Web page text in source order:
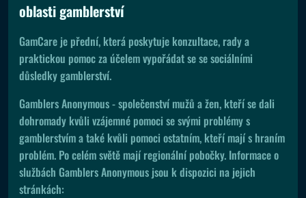
oblasti gamblerství
GamCare je přední, která poskytuje konzultace, rady a
praktickou pomoc za účelem vypořádat se se sociálními
důsledky gamblerství.
Gamblers Anonymous - společenství mužů a žen, kteří se dali
dohromady kvůli vzájemné pomoci se svými problémy s
gamblerstvím a také kvůli pomoci ostatním, kteří mají s hraním
problém. Po celém světě mají regionální pobočky. Informace o
službách Gamblers Anonymous jsou k dispozici na jejich
stránkách: